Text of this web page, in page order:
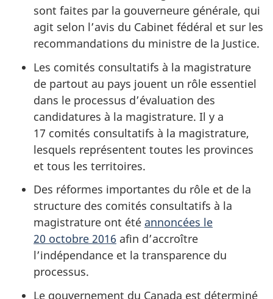
sont faites par la gouverneure générale, qui
agit selon l’avis du Cabinet fédéral et sur les
recommandations du ministre de la Justice.
Les comités consultatifs à la magistrature
de partout au pays jouent un rôle essentiel
dans le processus d’évaluation des
candidatures à la magistrature. Il y a
17 comités consultatifs à la magistrature,
lesquels représentent toutes les provinces
et tous les territoires.
Des réformes importantes du rôle et de la
structure des comités consultatifs à la
magistrature ont été annoncées le
20 octobre 2016 afin d’accroître
l’indépendance et la transparence du
processus.
Le gouvernement du Canada est déterminé